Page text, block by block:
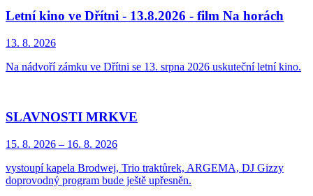
Letní kino ve Dřítni - 13.8.2026 - film Na horách
13. 8. 2026
Na nádvoří zámku ve Dřítni se 13. srpna 2026 uskuteční letní kino.
SLAVNOSTI MRKVE
15. 8. 2026 – 16. 8. 2026
vystoupí kapela Brodwej, Trio traktůrek, ARGEMA, DJ Gizzy
doprovodný program bude ještě upřesněn.